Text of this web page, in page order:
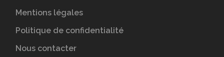
Mentions légales
Politique de confidentialité
Nous contacter